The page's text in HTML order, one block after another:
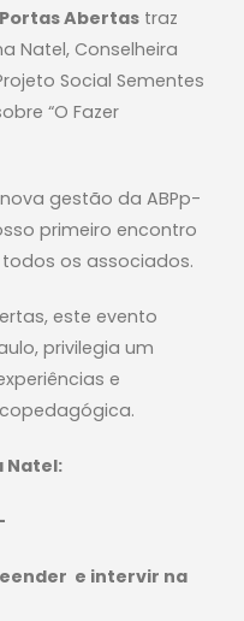
Abertas traz
Natel, Conselheira
Social Sementes
“O Fazer
gestão da ABPp-
primeiro encontro
os associados.
este evento
privilegia um
e
Natel:
e intervir na